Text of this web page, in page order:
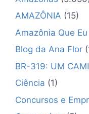
AMAZÔNIA (15)
Amazônia Que
Blog da Ana Flor
BR-319: UM
Ciência (1)
Concursos e